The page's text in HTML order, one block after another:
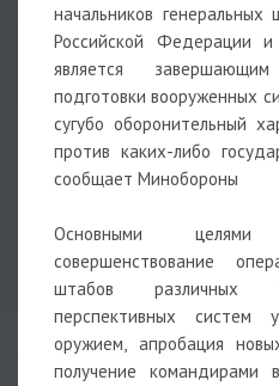
начальников
Российской Федерации и
является
подготовки вооруженных
сугубо оборонительный
против каких-либо
сообщает Минобороны
Основными
совершенствование
штабов различных
перспективных систем
оружием, апробация
получение командирами